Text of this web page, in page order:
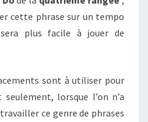
cette phrase sur un tempo
plus facile à jouer de
sont à utiliser pour
lorsque l’on n’a
ce genre de phrases